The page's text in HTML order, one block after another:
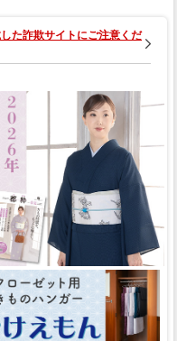
た詐欺サイトにご注意くだ